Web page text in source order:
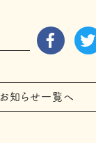
お知らせ一覧へ